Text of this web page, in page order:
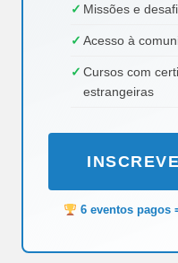
Missões e
Acesso à
Cursos com
estrangeiras
6 eventos pagos